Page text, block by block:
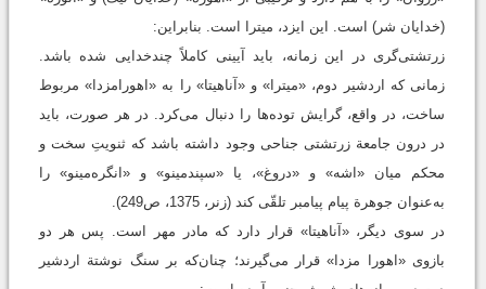
(خدایان شر) است. این ایزد، میترا است. بنابراین:
زرتشتی‌گری در این زمانه، باید آیینی کاملاً چندخدایی شده باشد.
زمانی که اردشیر دوم، «میترا» و «آناهیتا» را به «اهورامزدا» مربوط
ساخت، در واقع، گرایش توده‌ها را دنبال می‌کرد. در هر صورت، باید
در درون جامعة زرتشتی جناحی وجود داشته باشد که ثنویتِ سخت و
محکم میان «اشه» و «دروغ»، یا «سپندمینو» و «انگره‌مینو» را
به‌عنوان جوهرة پیام پیامبر تلقّی کند (زنر، 1375، ص249).
در سوی دیگر، «آناهیتا» قرار دارد که مادر مهر است. پس هر دو
بازوی «اهورا مزدا» قرار می‌گیرند؛ چنان‌که بر سنگ نوشتة اردشیر